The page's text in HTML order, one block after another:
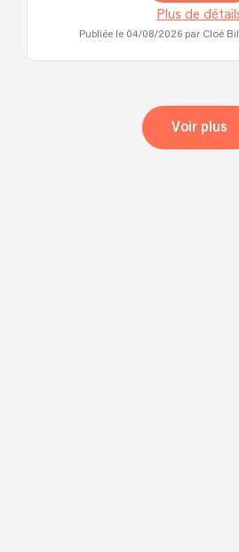
Plus de
Publiée le 04/08/2026 par Cloé
Voir plus